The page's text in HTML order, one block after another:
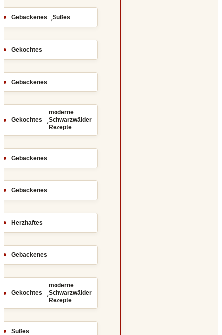
Gebackenes ,Süßes
Gekochtes
Gebackenes
Gekochtes ,
moderne
Schwarzwälder
Rezepte
Gebackenes
Gebackenes
Herzhaftes
Gebackenes
Gekochtes ,
moderne
Schwarzwälder
Rezepte
Süßes